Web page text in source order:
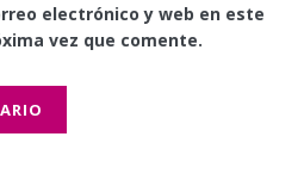
electrónico y web en este
vez que comente.